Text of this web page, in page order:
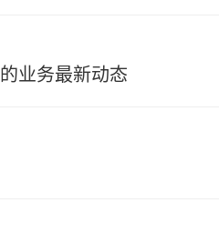
业务最新动态